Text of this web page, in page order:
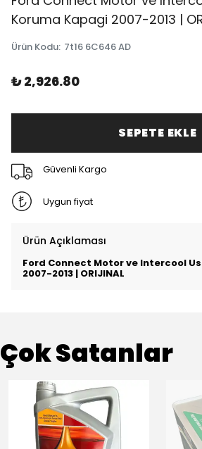
Koruma Kapagi 2007-2013 |
Ürün Kodu: 7t16 6C646 AD
₺ 2,926.80
SEPETE EKLE
Güvenli Kargo
Uygun fiyat
Ürün Açıklaması
Ford Connect Motor ve Intercool
2007-2013 | ORIJINAL
Çok Satanlar